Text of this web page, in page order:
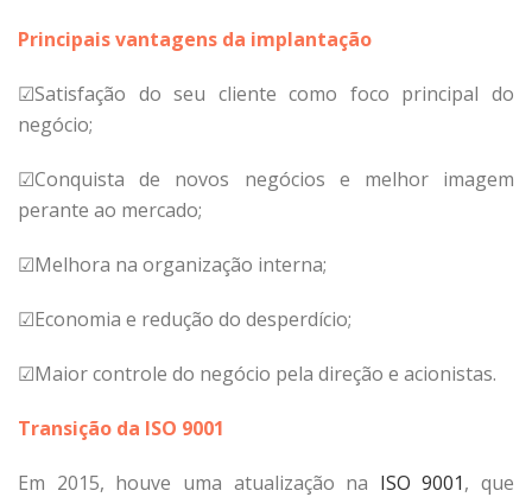
Principais vantagens da implantação
☑Satisfação do seu cliente como foco principal do
negócio;
☑Conquista de novos negócios e melhor imagem
perante ao mercado;
☑Melhora na organização interna;
☑Economia e redução do desperdício;
☑Maior controle do negócio pela direção e acionistas.
Transição da ISO 9001
Em 2015, houve uma atualização na ISO 9001, que